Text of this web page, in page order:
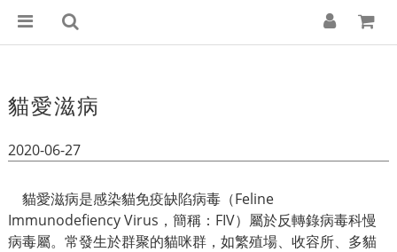
貓愛滋病
2020-06-27
貓愛滋病是感染貓免疫缺陷病毒（Feline
Immunodefiency Virus，簡稱：FIV）屬於反轉錄病毒科慢
病毒屬。常發生於群聚的貓咪群，如繁殖場、收容所、多貓